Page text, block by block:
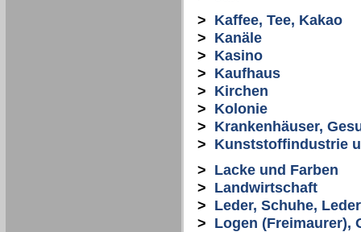
> Kaffee, Tee, Kakao
> Kanäle
> Kasino
> Kaufhaus
> Kirchen
> Kolonie
> Krankenhäuser,
> Kunststoffindustrie
> Lacke und Farben
> Landwirtschaft
> Leder, Schuhe,
> Logen (Freimaurer),